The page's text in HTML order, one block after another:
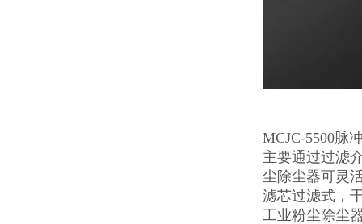
MCJC-5500脉
主要通过过滤
尘除尘器可灵
滤芯过滤式，
工业粉尘除尘